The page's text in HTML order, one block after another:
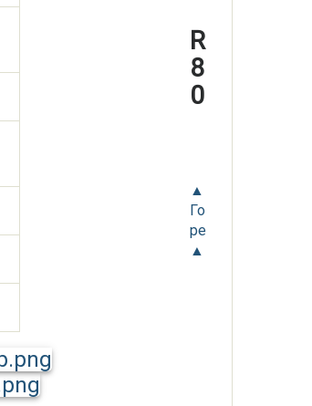
R
8
0
▲
Го
ре
▲